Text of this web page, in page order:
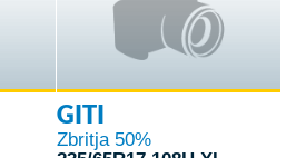
GITI
Zbritja 50%